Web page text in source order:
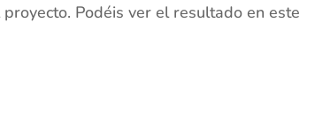
Podéis ver el resultado en este